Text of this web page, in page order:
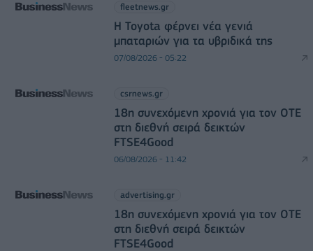
fleetnews.gr
Η Toyota φέρνει νέα γενιά
μπαταριών για τα υβριδικά της
07/08/2026 - 05:22
csrnews.gr
18η συνεχόμενη χρονιά για τον ΟΤΕ
στη διεθνή σειρά δεικτών
FTSE4Good
06/08/2026 - 11:42
advertising.gr
18η συνεχόμενη χρονιά για τον ΟΤΕ
στη διεθνή σειρά δεικτών
FTSE4Good